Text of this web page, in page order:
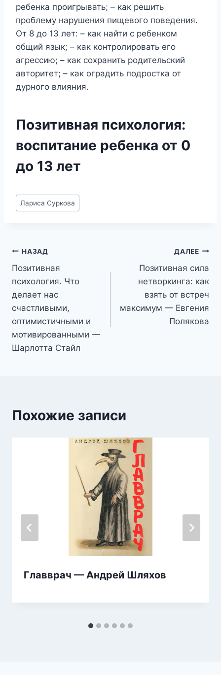
ребенка проигрывать; – как решить
проблему нарушения пищевого поведения.
От 8 до 13 лет: – как найти с ребенком
общий язык; – как контролировать его
агрессию; – как сохранить родительский
авторитет; – как оградить подростка от
дурного влияния.
Позитивная психология:
воспитание ребенка от 0
до 13 лет
Метки
записи:
Лариса Суркова
Навигация
по
записям
НАЗАД
Позитивная
психология. Что
делает нас
счастливыми,
оптимистичными и
мотивированными —
Шарлотта Стайл
ДАЛЕЕ
Позитивная сила
нетворкинга: как
взять от встреч
максимум — Евгения
Полякова
Похожие записи
Главврач — Андрей Шляхов